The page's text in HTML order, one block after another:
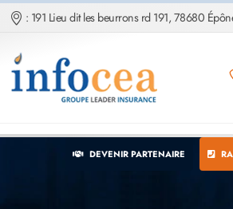
: 191 Lieu dit les beurrons rd 191, 78680
DEVENIR PARTENAIRE